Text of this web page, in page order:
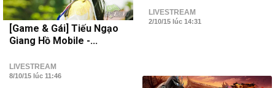
[Game & Gái] Tiếu Ngạo
Giang Hồ Mobile -...
LIVESTREAM
8/10/15 lúc 11:46
LIVESTREAM
2/10/15 lúc 14:31